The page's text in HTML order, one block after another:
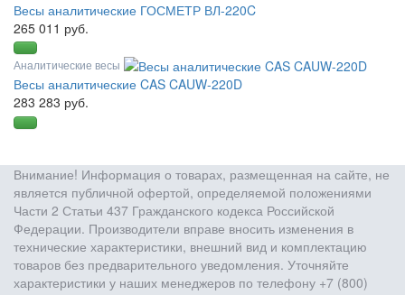
Весы аналитические ГОСМЕТР ВЛ-220C
265 011 руб.
Аналитические весы
Весы аналитические CAS CAUW-220D
283 283 руб.
Внимание! Информация о товарах, размещенная на сайте, не
является публичной офертой, определяемой положениями
Части 2 Статьи 437 Гражданского кодекса Российской
Федерации. Производители вправе вносить изменения в
технические характеристики, внешний вид и комплектацию
товаров без предварительного уведомления. Уточняйте
характеристики у наших менеджеров по телефону +7 (800)